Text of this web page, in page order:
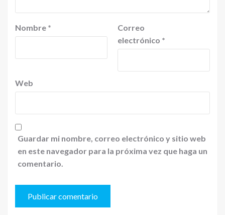
Nombre *
Correo
electrónico *
Web
Guardar mi nombre, correo electrónico y sitio web
en este navegador para la próxima vez que haga un
comentario.